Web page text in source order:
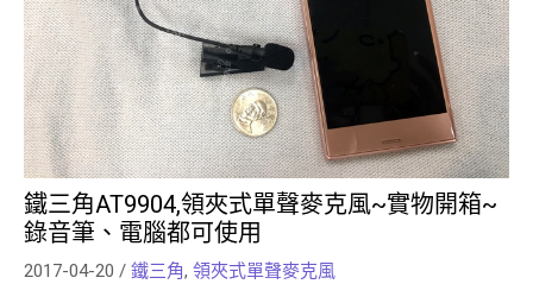
鐵三角AT9904,領夾式單聲麥克風~實物開箱~
錄音筆、電腦都可使用
2017-04-20 / 鐵三角, 領夾式單聲麥克風